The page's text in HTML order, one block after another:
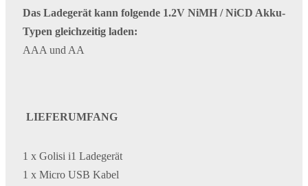
Das Ladegerät kann folgende 1.2V NiMH / NiCD Akku-
Typen gleichzeitig laden:
AAA und AA
LIEFERUMFANG
1 x Golisi i1 Ladegerät
1 x Micro USB Kabel